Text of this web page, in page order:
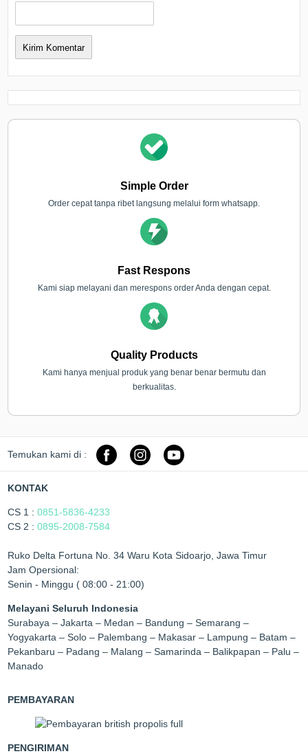
Simple Order
Order cepat tanpa ribet langsung melalui form whatsapp.
Fast Respons
Kami siap melayani dan merespons order Anda dengan cepat.
Quality Products
Kami hanya menjual produk yang benar benar bermutu dan
berkualitas.
Temukan kami di :
KONTAK
CS 1 :0851-5836-4233
CS 2 :0895-2008-7584
Ruko Delta Fortuna No. 34 Waru Kota Sidoarjo, Jawa Timur
Jam Opersional:
Senin - Minggu ( 08:00 - 21:00)
Melayani Seluruh Indonesia
Surabaya – Jakarta – Medan – Bandung – Semarang –
Yogyakarta – Solo – Palembang – Makasar – Lampung – Batam –
Pekanbaru – Padang – Malang – Samarinda – Balikpapan – Palu –
Manado
PEMBAYARAN
PENGIRIMAN